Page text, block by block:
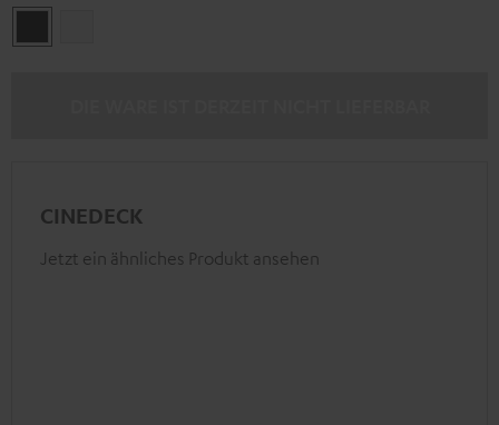
CINEDECK
Jetzt ein ähnliches Produkt ansehen